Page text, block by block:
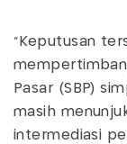
“Keputusan
Pasar (SBP)
masih
intermediasi